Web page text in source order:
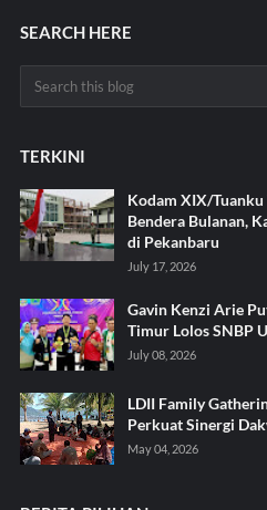
SEARCH HERE
TERKINI
Kodam XIX/Tuanku
Bendera Bulanan,
di Pekanbaru
July 17, 2026
Gavin Kenzi Arie
Timur Lolos SNBP
July 08, 2026
LDII Family
Perkuat Sinergi
May 04, 2026